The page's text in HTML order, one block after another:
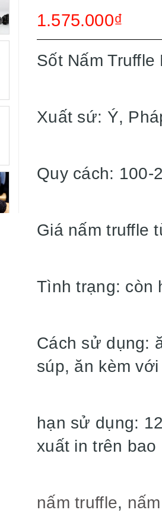
1.575.000₫
Sốt Nấm
Xuất sứ: Ý,
Quy cách: 100-
Giá nấm truffle
Tình trạng: còn
Cách sử dụng:
súp, ăn kèm
hạn sử dụng:
xuất in trên bao
nấm truffle,